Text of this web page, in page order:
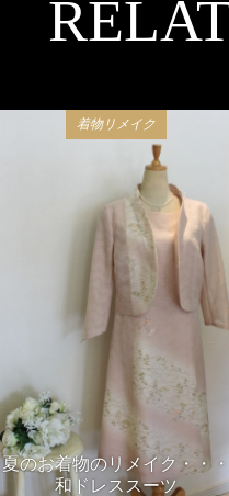
着物リメイク
夏のお着物のリメイク・・・
和ドレススーツ